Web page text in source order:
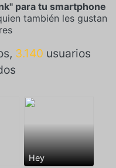
para tu smartphone
también les gustan
3.140 usuarios
Hey